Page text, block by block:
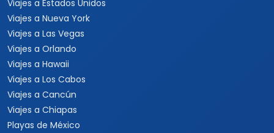
Viajes a Japón
Viajes a Japón y Corea del
Sur
Viajes a Colombia
Viajes a Perú
Viajes a Sudamérica
Viajes a Estados Unidos
Viajes a Nueva York
Viajes a Las Vegas